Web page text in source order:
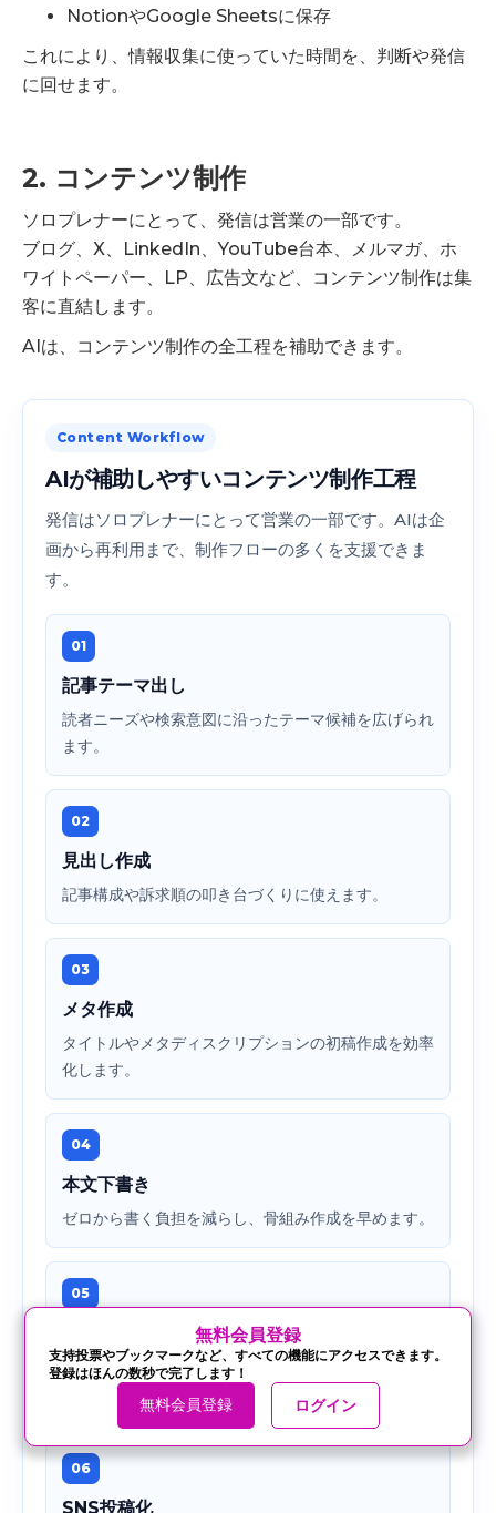
NotionやGoogle Sheetsに保存
これにより、情報収集に使っていた時間を、判断や発信
に回せます。
2. コンテンツ制作
ソロプレナーにとって、発信は営業の一部です。
ブログ、X、LinkedIn、YouTube台本、メルマガ、ホ
ワイトペーパー、LP、広告文など、コンテンツ制作は集
客に直結します。
AIは、コンテンツ制作の全工程を補助できます。
Content Workflow
AIが補助しやすいコンテンツ制作工程
発信はソロプレナーにとって営業の一部です。AIは企
画から再利用まで、制作フローの多くを支援できま
す。
01
記事テーマ出し
読者ニーズや検索意図に沿ったテーマ候補を広げられ
ます。
02
見出し作成
記事構成や訴求順の叩き台づくりに使えます。
03
メタ作成
タイトルやメタディスクリプションの初稿作成を効率
化します。
04
本文下書き
ゼロから書く負担を減らし、骨組み作成を早めます。
05
AEOやLLMO向けの補足質問を整理しやすくなりま
06
SNS投稿化
記事一覧に戻る シェア
‍無料会員登録
支持投票やブックマークなど、すべての機能にアクセスできます。
登録はほんの数秒で完了します！
無料会員登録 ログイン